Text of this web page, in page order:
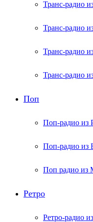
Транс-радио
Транс-радио
Транс-радио
Транс-радио
Поп
Поп-радио из
Поп-радио из
Поп радио из
Ретро
Ретро-радио